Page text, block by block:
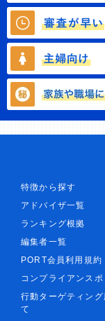
特徴から探す
アドバイザ一覧
ランキング根拠
編集者一覧
PORT会員利用規約
コンプライアンスポ
行動ターゲティン
て